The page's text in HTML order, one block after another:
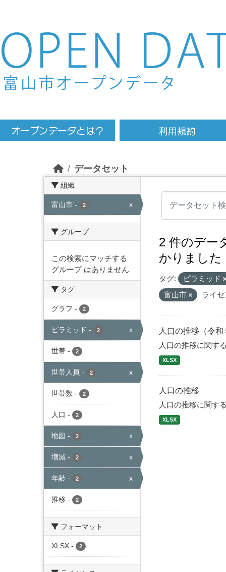
Skip to main content
データセット
組織
富山市 - 2 x
グループ
この検索にマッチする
グループ はありません
タグ
グラフ - 2
ピラミッド - 2 x
世帯 - 2
世帯人員 - 2 x
世帯数 - 2
人口 - 2
地図 - 2 x
増減 - 2 x
年齢 - 2 x
推移 - 2
フォーマット
XLSX - 2
2 件のデー
かりました
タグ:
ピラミッド
富山市
ライ
人口の推移（令和
人口の推移に関す
XLSX
人口の推移
人口の推移に関す
XLSX